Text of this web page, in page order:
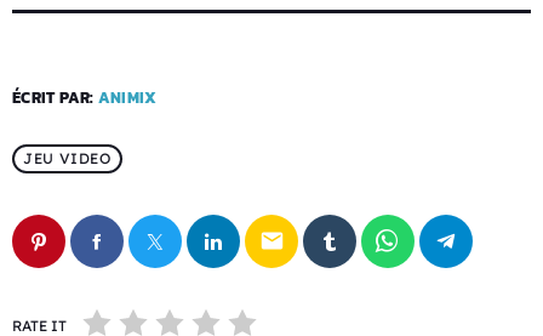
ÉCRIT PAR: ANIMIX
JEU VIDEO
email
RATE IT